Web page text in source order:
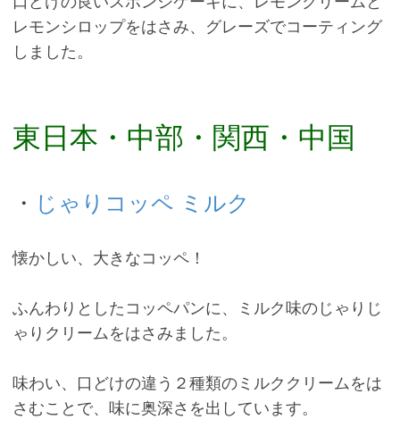
レモンシロップをはさみ、グレーズでコーティング
しました。
東日本・中部・関西・中国
・ じゃりコッペ ミルク
懐かしい、大きなコッペ！
ふんわりとしたコッペパンに、ミルク味のじゃりじ
ゃりクリームをはさみました。
味わい、口どけの違う２種類のミルククリームをは
さむことで、味に奥深さを出しています。